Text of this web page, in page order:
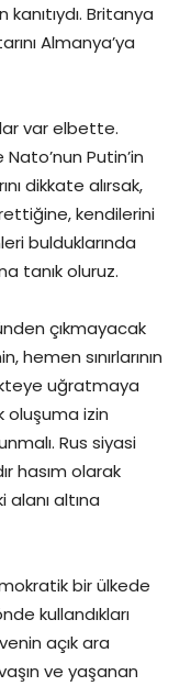
Britanya
Almanya’ya
var elbette.
Putin’in
dikkate alırsak,
kendilerini
bulduklarında
tanık oluruz.
çıkmayacak
hemen sınırlarının
uğratmaya
oluşuma izin
Rus siyasi
hasım olarak
alanı altına
bir ülkede
kullandıkları
açık ara
ve yaşanan